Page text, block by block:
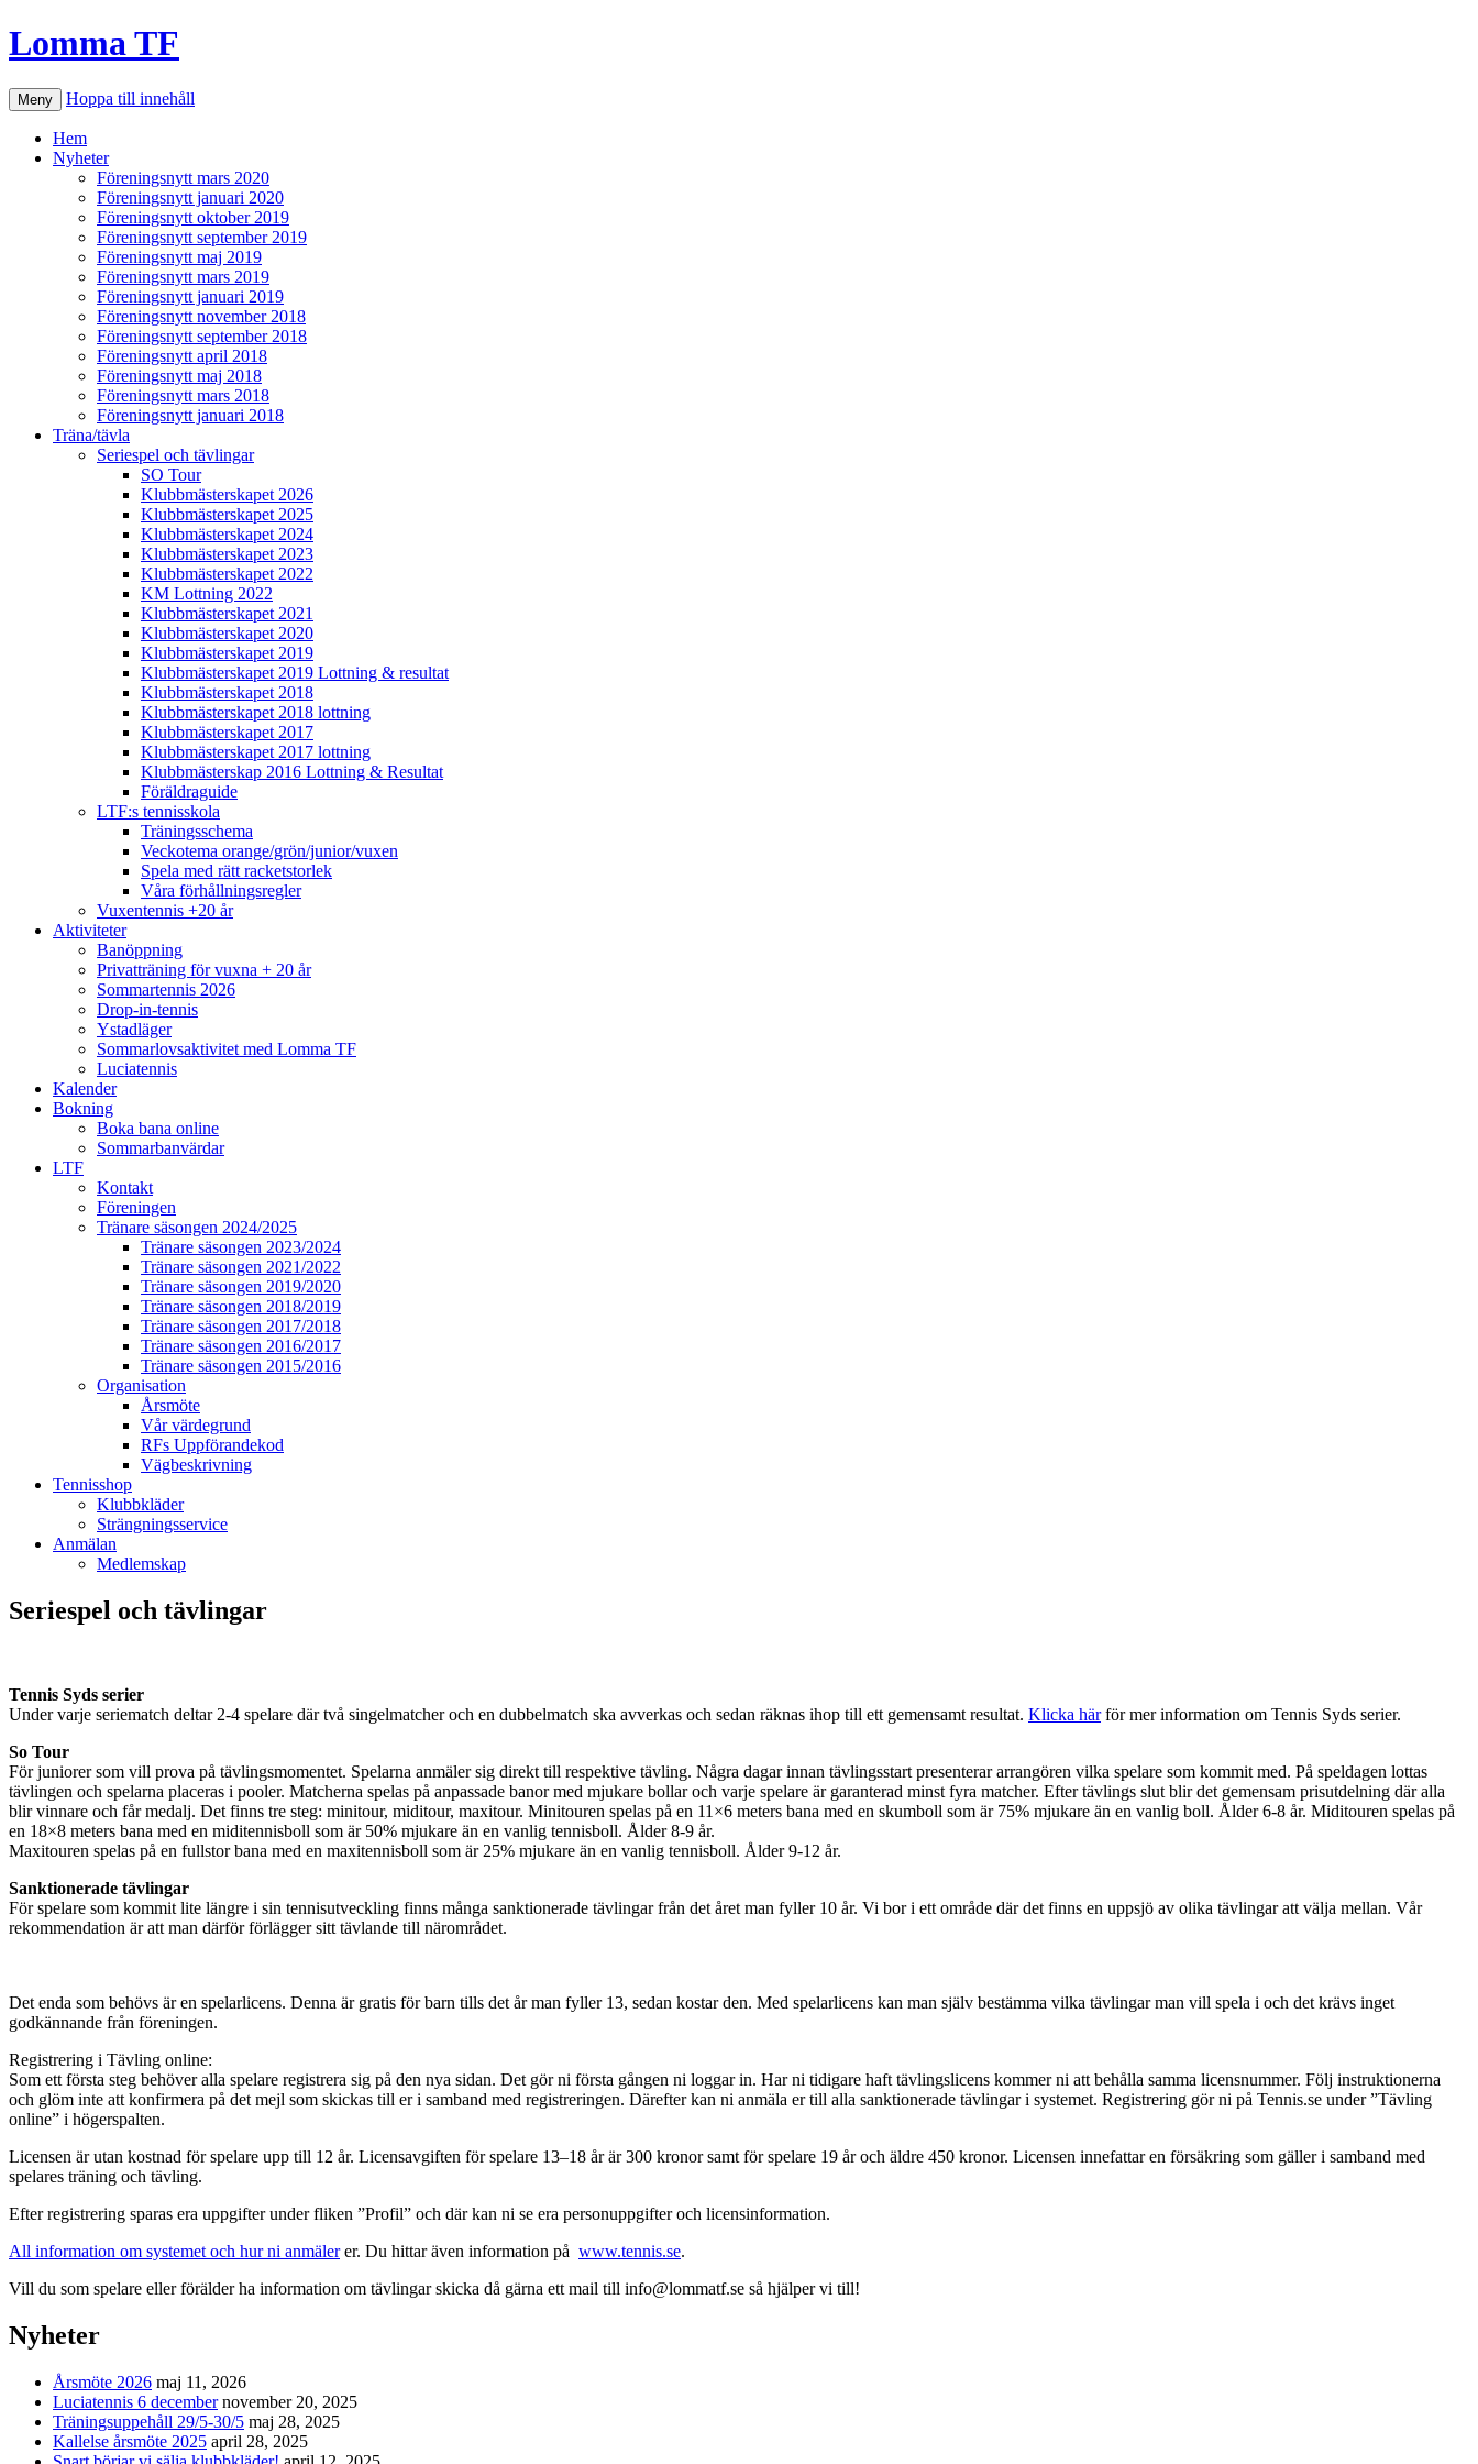
Lomma TF
Meny Hoppa till innehåll
Hem
Nyheter
Föreningsnytt mars 2020
Föreningsnytt januari 2020
Föreningsnytt oktober 2019
Föreningsnytt september 2019
Föreningsnytt maj 2019
Föreningsnytt mars 2019
Föreningsnytt januari 2019
Föreningsnytt november 2018
Föreningsnytt september 2018
Föreningsnytt april 2018
Föreningsnytt maj 2018
Föreningsnytt mars 2018
Föreningsnytt januari 2018
Träna/tävla
Seriespel och tävlingar
SO Tour
Klubbmästerskapet 2026
Klubbmästerskapet 2025
Klubbmästerskapet 2024
Klubbmästerskapet 2023
Klubbmästerskapet 2022
KM Lottning 2022
Klubbmästerskapet 2021
Klubbmästerskapet 2020
Klubbmästerskapet 2019
Klubbmästerskapet 2019 Lottning & resultat
Klubbmästerskapet 2018
Klubbmästerskapet 2018 lottning
Klubbmästerskapet 2017
Klubbmästerskapet 2017 lottning
Klubbmästerskap 2016 Lottning & Resultat
Föräldraguide
LTF:s tennisskola
Träningsschema
Veckotema orange/grön/junior/vuxen
Spela med rätt racketstorlek
Våra förhållningsregler
Vuxentennis +20 år
Aktiviteter
Banöppning
Privatträning för vuxna + 20 år
Sommartennis 2026
Drop-in-tennis
Ystadläger
Sommarlovsaktivitet med Lomma TF
Luciatennis
Kalender
Bokning
Boka bana online
Sommarbanvärdar
LTF
Kontakt
Föreningen
Tränare säsongen 2024/2025
Tränare säsongen 2023/2024
Tränare säsongen 2021/2022
Tränare säsongen 2019/2020
Tränare säsongen 2018/2019
Tränare säsongen 2017/2018
Tränare säsongen 2016/2017
Tränare säsongen 2015/2016
Organisation
Årsmöte
Vår värdegrund
RFs Uppförandekod
Vägbeskrivning
Tennisshop
Klubbkläder
Strängningsservice
Anmälan
Medlemskap
Seriespel och tävlingar
Tennis Syds serier
Under varje seriematch deltar 2-4 spelare där två singelmatcher och en dubbelmatch ska avverkas och sedan räknas ihop till ett gemensamt resultat. Klicka härför mer information om Tennis Syds serier.
So Tour
För juniorer som vill prova på tävlingsmomentet. Spelarna anmäler sig direkt till respektive tävling. Några dagar innan tävlingsstart presenterar arrangören vilka spelare som kommit med. På speldagen lottas
tävlingen och spelarna placeras i pooler. Matcherna spelas på anpassade banor med mjukare bollar och varje spelare är garanterad minst fyra matcher. Efter tävlings slut blir det gemensam prisutdelning där alla
blir vinnare och får medalj. Det finns tre steg: minitour, miditour, maxitour. Minitouren spelas på en 11×6 meters bana med en skumboll som är 75% mjukare än en vanlig boll. Ålder 6-8 år. Miditouren spelas på
en 18×8 meters bana med en miditennisboll som är 50% mjukare än en vanlig tennisboll. Ålder 8-9 år.
Maxitouren spelas på en fullstor bana med en maxitennisboll som är 25% mjukare än en vanlig tennisboll. Ålder 9-12 år.
Sanktionerade tävlingar
För spelare som kommit lite längre i sin tennisutveckling finns många sanktionerade tävlingar från det året man fyller 10 år. Vi bor i ett område där det finns en uppsjö av olika tävlingar att välja mellan. Vår
rekommendation är att man därför förlägger sitt tävlande till närområdet.
Det enda som behövs är en spelarlicens. Denna är gratis för barn tills det år man fyller 13, sedan kostar den. Med spelarlicens kan man själv bestämma vilka tävlingar man vill spela i och det krävs inget
godkännande från föreningen.
Registrering i Tävling online:
Som ett första steg behöver alla spelare registrera sig på den nya sidan. Det gör ni första gången ni loggar in. Har ni tidigare haft tävlingslicens kommer ni att behålla samma licensnummer. Följ instruktionerna
och glöm inte att konfirmera på det mejl som skickas till er i samband med registreringen. Därefter kan ni anmäla er till alla sanktionerade tävlingar i systemet. Registrering gör ni på Tennis.se under ”Tävling
online” i högerspalten.
Licensen är utan kostnad för spelare upp till 12 år. Licensavgiften för spelare 13–18 år är 300 kronor samt för spelare 19 år och äldre 450 kronor. Licensen innefattar en försäkring som gäller i samband med
spelares träning och tävling.
Efter registrering sparas era uppgifter under fliken ”Profil” och där kan ni se era personuppgifter och licensinformation.
All information om systemet och hur ni anmälerer. Du hittar även information på www.tennis.se.
Vill du som spelare eller förälder ha information om tävlingar skicka då gärna ett mail till info@lommatf.se så hjälper vi till!
Nyheter
Årsmöte 2026 maj 11, 2026
Luciatennis 6 december november 20, 2025
Träningsuppehåll 29/5-30/5 maj 28, 2025
Kallelse årsmöte 2025 april 28, 2025